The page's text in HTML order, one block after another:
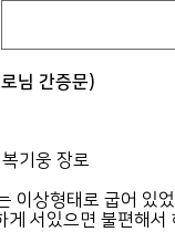
님 간증문)
웅 장로
이상형태로 굽어 있
서있으면 불편해